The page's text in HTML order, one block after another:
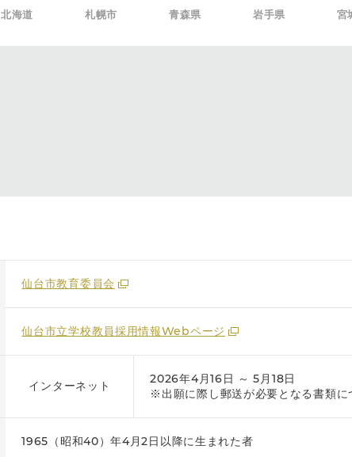
北海道 札幌市 青森県 岩手県 宮
仙台市教育委員会
仙台市立学校教員採用情報Webページ
インターネット
2026年4月16日 ～ 5月18日
※出願に際し郵送が必要となる書類に
1965（昭和40）年4月2日以降に生まれた者